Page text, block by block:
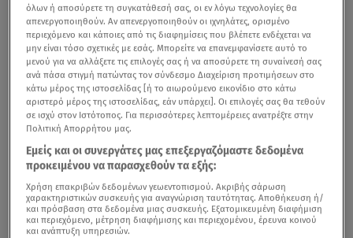
όλων ή αποσύρετε τη συγκατάθεσή σας, οι εν λόγω τεχνολογίες θα
απενεργοποιηθούν. Αν απενεργοποιηθούν οι ιχνηλάτες, ορισμένο
περιεχόμενο και κάποιες από τις διαφημίσεις που βλέπετε ενδέχεται να
μην είναι τόσο σχετικές με εσάς. Μπορείτε να επανεμφανίσετε αυτό το
μενού για να αλλάξετε τις επιλογές σας ή να αποσύρετε τη συναίνεσή σας
ανά πάσα στιγμή πατώντας τον σύνδεσμο Διαχείριση προτιμήσεων στο
κάτω μέρος της ιστοσελίδας [ή το αιωρούμενο εικονίδιο στο κάτω
αριστερό μέρος της ιστοσελίδας, εάν υπάρχει]. Οι επιλογές σας θα τεθούν
σε ισχύ στον Ιστότοπος. Για περισσότερες λεπτομέρειες ανατρέξτε στην
Πολιτική Απορρήτου μας.
Εμείς και οι συνεργάτες μας επεξεργαζόμαστε δεδομένα
προκειμένου να παρασχεθούν τα εξής:
Χρήση επακριβών δεδομένων γεωεντοπισμού. Ακριβής σάρωση
χαρακτηριστικών συσκευής για αναγνώριση ταυτότητας. Αποθήκευση ή/
και πρόσβαση στα δεδομένα μιας συσκευής. Εξατομικευμένη διαφήμιση
και περιεχόμενο, μέτρηση διαφήμισης και περιεχομένου, έρευνα κοινού
και ανάπτυξη υπηρεσιών.